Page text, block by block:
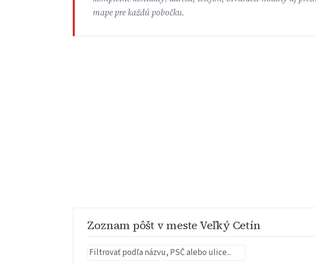
mape pre každú pobočku.
Zoznam pôšt v meste Veľký Cetín